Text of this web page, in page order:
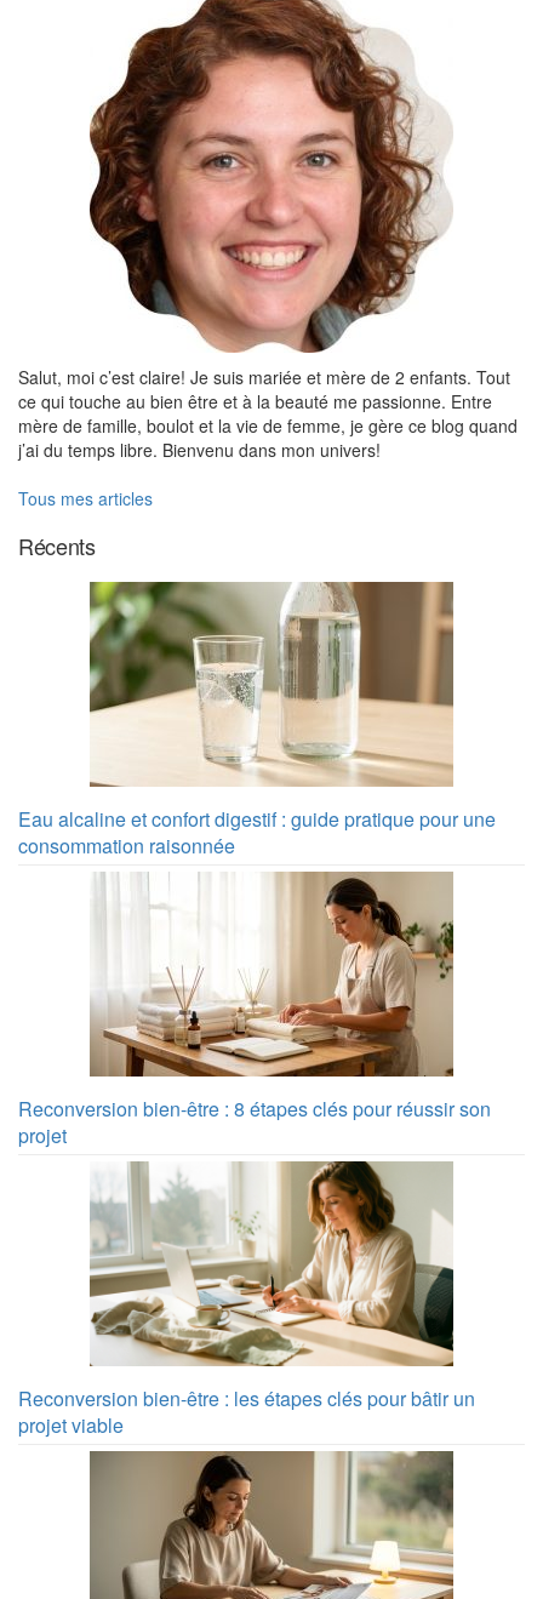
Salut, moi c’est claire! Je suis mariée et mère de 2 enfants. Tout
ce qui touche au bien être et à la beauté me passionne. Entre
mère de famille, boulot et la vie de femme, je gère ce blog quand
j’ai du temps libre. Bienvenu dans mon univers!
Tous mes articles
Récents
Eau alcaline et confort digestif : guide pratique pour une
consommation raisonnée
Reconversion bien-être : 8 étapes clés pour réussir son
projet
Reconversion bien-être : les étapes clés pour bâtir un
projet viable